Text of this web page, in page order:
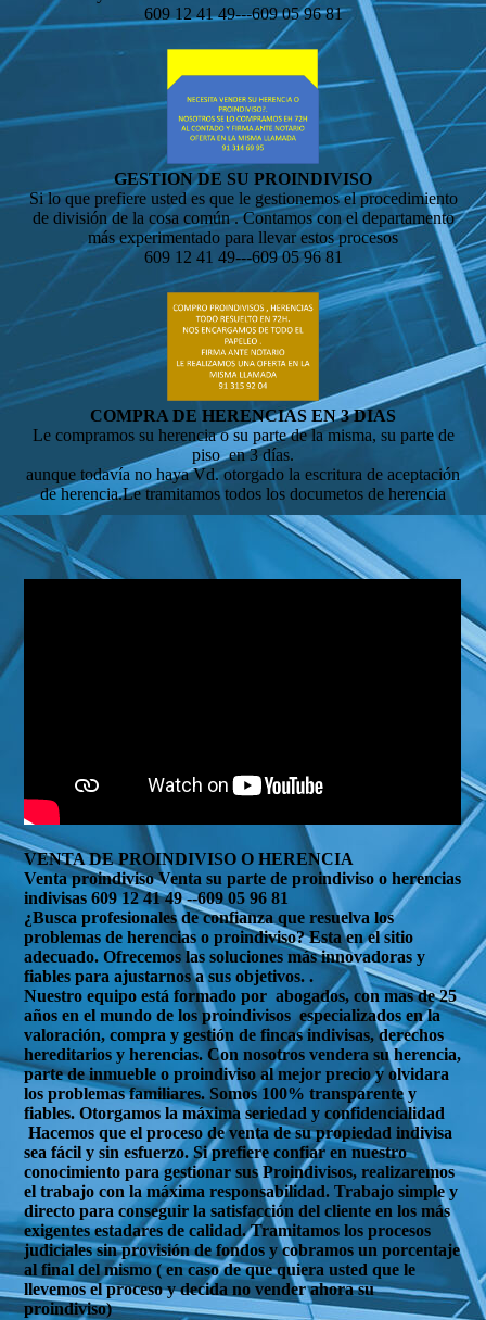
609 12 41 49---609 05 96 81
GESTION DE SU PROINDIVISO
Si lo que prefiere usted es que le gestionemos el procedimiento
de división de la cosa común . Contamos con el departamento
más experimentado para llevar estos procesos
609 12 41 49---609 05 96 81
COMPRA DE HERENCIAS EN 3 DIAS
Le compramos su herencia o su parte de la misma, su parte de
piso en 3 días.
aunque todavía no haya Vd. otorgado la escritura de aceptación
de herencia.Le tramitamos todos los documetos de herencia
VENTA DE PROINDIVISO O HERENCIA
Venta proindiviso Venta su parte de proindiviso o herencias
indivisas 609 12 41 49 --609 05 96 81
¿Busca profesionales de confianza que resuelva los
problemas de herencias o proindiviso? Esta en el sitio
adecuado. Ofrecemos las soluciones más innovadoras y
fiables para ajustarnos a sus objetivos. .
Nuestro equipo está formado por abogados, con mas de 25
años en el mundo de los proindivisos especializados en la
valoración, compra y gestión de fincas indivisas, derechos
hereditarios y herencias. Con nosotros vendera su herencia,
parte de inmueble o proindiviso al mejor precio y olvidara
los problemas familiares. Somos 100% transparente y
fiables. Otorgamos la máxima seriedad y confidencialidad
Hacemos que el proceso de venta de su propiedad indivisa
sea fácil y sin esfuerzo. Si prefiere confiar en nuestro
conocimiento para gestionar sus Proindivisos, realizaremos
el trabajo con la máxima responsabilidad. Trabajo simple y
directo para conseguir la satisfacción del cliente en los más
exigentes estadares de calidad. Tramitamos los procesos
judiciales sin provisión de fondos y cobramos un porcentaje
al final del mismo ( en caso de que quiera usted que le
llevemos el proceso y decida no vender ahora su
proindiviso)